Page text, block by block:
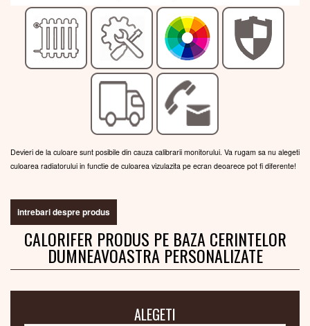
Devieri de la culoare sunt posibile din cauza calibrarii monitorului. Va rugam sa nu alegeti
culoarea radiatorului in functie de culoarea vizulazita pe ecran deoarece pot fi diferente!
intrebari despre produs
CALORIFER PRODUS PE BAZA CERINTELOR
DUMNEAVOASTRA PERSONALIZATE
ALEGETI